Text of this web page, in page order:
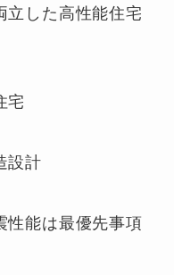
立した高性能住宅
宅
設計
性能は最優先事項